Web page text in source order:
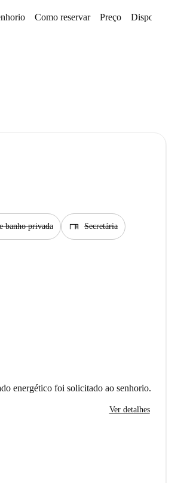
Como reservar Preço Disponibilidades
banho privada desk Secretária
energético foi solicitado ao senhorio.
Ver detalhes